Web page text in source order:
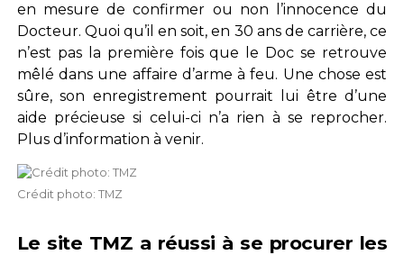
en mesure de confirmer ou non l’innocence du
Docteur. Quoi qu’il en soit, en 30 ans de carrière, ce
n’est pas la première fois que le Doc se retrouve
mêlé dans une affaire d’arme à feu. Une chose est
sûre, son enregistrement pourrait lui être d’une
aide précieuse si celui-ci n’a rien à se reprocher.
Plus d’information à venir.
Crédit photo: TMZ
Le site TMZ a réussi à se procurer les